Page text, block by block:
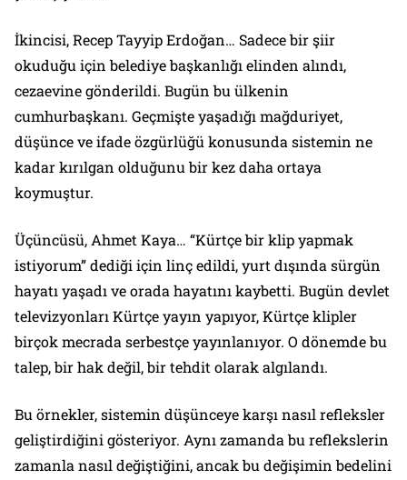
İkincisi, Recep Tayyip Erdoğan… Sadece bir şiir
okuduğu için belediye başkanlığı elinden alındı,
cezaevine gönderildi. Bugün bu ülkenin
cumhurbaşkanı. Geçmişte yaşadığı mağduriyet,
düşünce ve ifade özgürlüğü konusunda sistemin ne
kadar kırılgan olduğunu bir kez daha ortaya
koymuştur.
Üçüncüsü, Ahmet Kaya… “Kürtçe bir klip yapmak
istiyorum” dediği için linç edildi, yurt dışında sürgün
hayatı yaşadı ve orada hayatını kaybetti. Bugün devlet
televizyonları Kürtçe yayın yapıyor, Kürtçe klipler
birçok mecrada serbestçe yayınlanıyor. O dönemde bu
talep, bir hak değil, bir tehdit olarak algılandı.
Bu örnekler, sistemin düşünceye karşı nasıl refleksler
geliştirdiğini gösteriyor. Aynı zamanda bu reflekslerin
zamanla nasıl değiştiğini, ancak bu değişimin bedelini